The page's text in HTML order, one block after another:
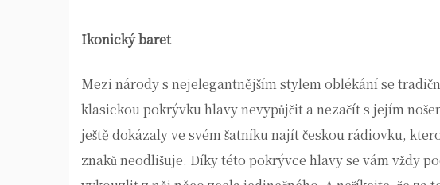
Ikonický baret
Mezi národy s nejelegantnějším stylem oblékání se
klasickou pokrývku hlavy nevypůjčit a nezačít s jejím
ještě dokázaly ve svém šatníku najít českou rádiovku,
znaků neodlišuje. Díky této pokrývce hlavy se vám vždy